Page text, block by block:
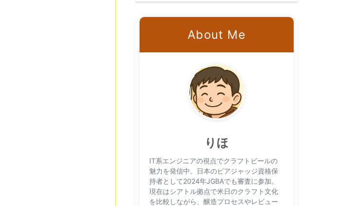
About Me
りほ
IT系エンジニアの視点でクラフトビールの
魅力を発信中。日本のビアジャッジ資格保
持者として2024年JGBAでも審査に参加。
現在はシアトル拠点で米日のクラフト文化
を比較しながら、醸造プロセスやレビュー